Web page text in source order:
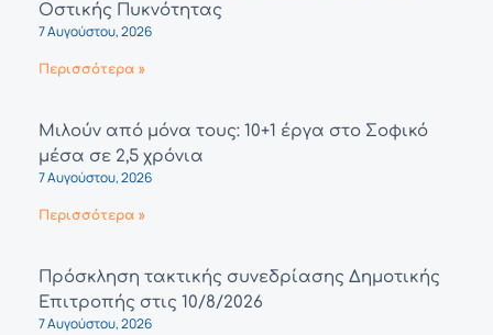
Οστικής Πυκνότητας
7 Αυγούστου, 2026
Περισσότερα »
Μιλούν από μόνα τους: 10+1 έργα στο Σοφικό
μέσα σε 2,5 χρόνια
7 Αυγούστου, 2026
Περισσότερα »
Πρόσκληση τακτικής συνεδρίασης Δημοτικής
Επιτροπής στις 10/8/2026
7 Αυγούστου, 2026